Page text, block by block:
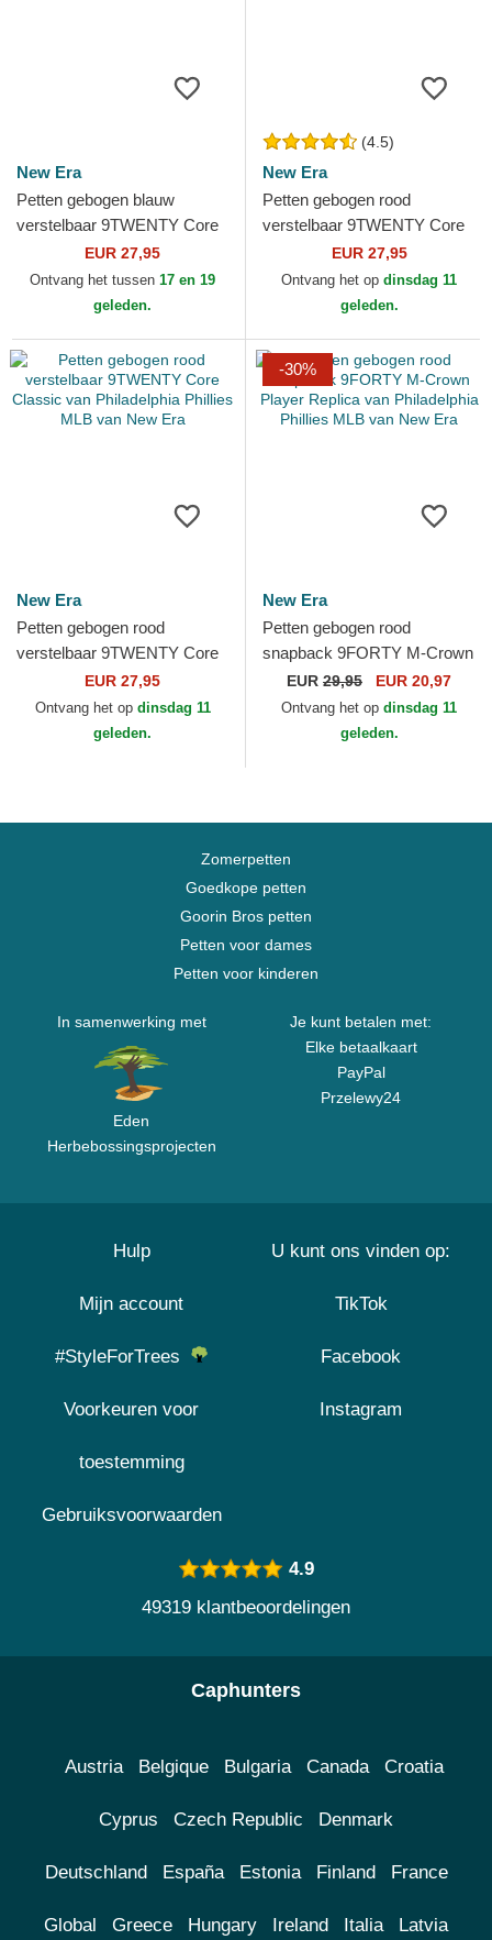
New Era
Petten gebogen blauw
verstelbaar 9TWENTY Core
Classic van Philadelphia
Phillies MLB van New Era
EUR 27,95
Ontvang het tussen 17 en 19
geleden.
(4.5)
New Era
Petten gebogen rood
verstelbaar 9TWENTY Core
Classic van Philadelphia
Phillies MLB van New Era
EUR 27,95
Ontvang het op dinsdag 11
geleden.
New Era
Petten gebogen rood
verstelbaar 9TWENTY Core
Classic van Philadelphia
Phillies MLB van New Era
EUR 27,95
Ontvang het op dinsdag 11
geleden.
-30%
New Era
Petten gebogen rood
snapback 9FORTY M-Crown
Player Replica van
Philadelphia Phillies MLB van
EUR 29,95 EUR 20,97
Ontvang het op dinsdag 11
geleden.
Zomerpetten
Goedkope petten
Goorin Bros petten
Petten voor dames
Petten voor kinderen
In samenwerking met
Eden
Herbebossingsprojecten
Je kunt betalen met:
Elke betaalkaart
PayPal
Przelewy24
Hulp
Mijn account
#StyleForTrees
Voorkeuren voor
toestemming
Gebruiksvoorwaarden
U kunt ons vinden op:
TikTok
Facebook
Instagram
4.9
49319 klantbeoordelingen
Caphunters
Austria Belgique Bulgaria Canada Croatia
Cyprus Czech Republic Denmark
Deutschland España Estonia Finland France
Global Greece Hungary Ireland Italia Latvia